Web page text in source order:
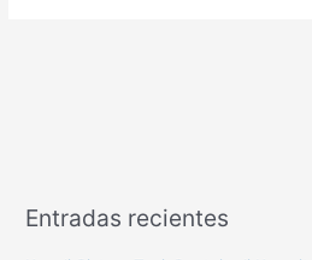
Entradas recientes